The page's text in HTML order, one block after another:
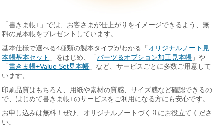
「書きま帳+」では、お客さまが仕上がりをイメージできるよう、無
料の見本帳をプレゼントしています。
基本仕様で選べる4種類の製本タイプがわかる「 オリジナルノート見
本帳基本セット 」をはじめ、「パーツ＆オプション加工見本帳 」や
「書きま帳+Value Set見本帳 」など、サービスごとに多数ご用意して
います。
印刷品質はもちろん、用紙や素材の質感、サイズ感など確認できるの
で、はじめて書きま帳+のサービスをご利用になる方にも安心です。
お申し込みは無料！ぜひ、オリジナルノートづくりにお役立てくださ
い。